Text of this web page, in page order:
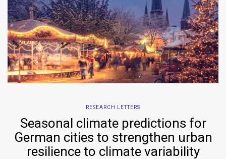
RESEARCH LETTERS
Seasonal climate predictions for
German cities to strengthen urban
resilience to climate variability